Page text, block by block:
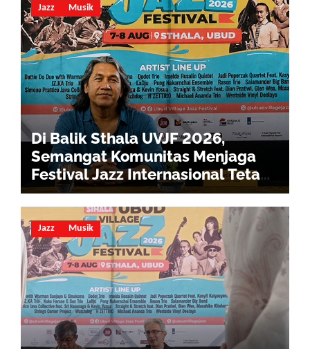
Jazz Musik
Di Balik Sthala UVJF 2026,
Semangat Komunitas Menjaga
Festival Jazz Internasional Tetap
Hidup
Jazz Musik